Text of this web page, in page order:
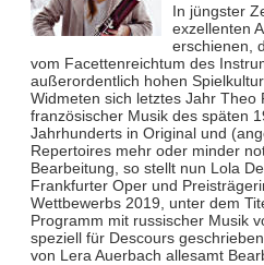
In jüngster
exzellenten
erschienen,
vom Facettenreichtum des
außerordentlich hohen
Widmeten sich letztes Jahr Theo
französischer Musik des späten
Jahrhunderts in Original und
Repertoires mehr oder minder
Bearbeitung, so stellt nun Lola
Frankfurter Oper und
Wettbewerbs 2019, unter dem
Programm mit russischer Musik
speziell für Descours
von Lera Auerbach allesamt